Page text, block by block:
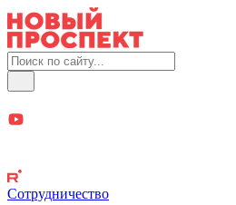
Сотрудничество